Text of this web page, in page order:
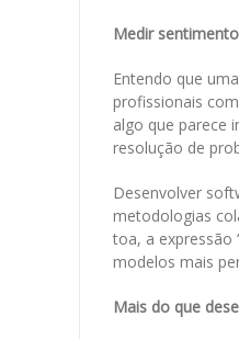
Medir
Entendo que
profissionais
algo que parece
resolução de
Desenvolver
metodologias
toa, a expressão
modelos mais
Mais do que